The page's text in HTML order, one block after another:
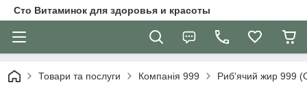
Сто Витаминок для здоровья и красоты
Товари та послуги Компанія 999 Риб'ячий жир 999